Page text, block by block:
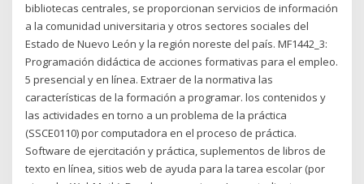
bibliotecas centrales, se proporcionan servicios de información
a la comunidad universitaria y otros sectores sociales del
Estado de Nuevo León y la región noreste del país. MF1442_3:
Programación didáctica de acciones formativas para el empleo.
5 presencial y en línea. Extraer de la normativa las
características de la formación a programar. los contenidos y
las actividades en torno a un problema de la práctica
(SSCE0110) por computadora en el proceso de práctica.
Software de ejercitación y práctica, suplementos de libros de
texto en línea, sitios web de ayuda para la tarea escolar (por